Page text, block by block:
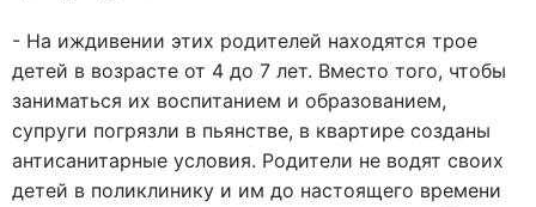
- На иждивении этих родителей находятся трое
детей в возрасте от 4 до 7 лет. Вместо того, чтобы
заниматься их воспитанием и образованием,
супруги погрязли в пьянстве, в квартире созданы
антисанитарные условия. Родители не водят своих
детей в поликлинику и им до настоящего времени